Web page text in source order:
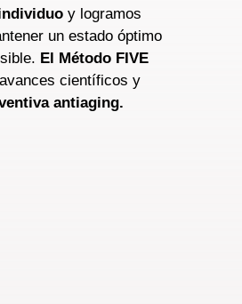
y logramos
un estado óptimo
El Método FIVE
científicos y
antiaging.